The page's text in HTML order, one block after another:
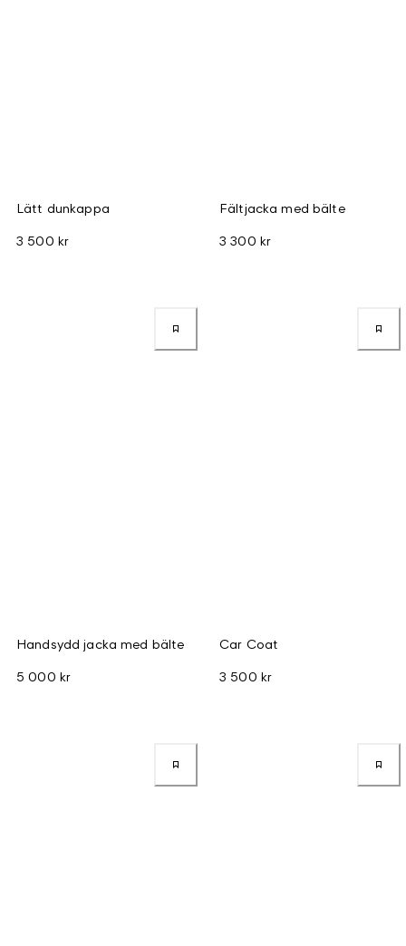
Lätt dunkappa
3 500 kr
Fältjacka med bälte
3 300 kr
Handsydd jacka med bälte
5 000 kr
Car Coat
3 500 kr